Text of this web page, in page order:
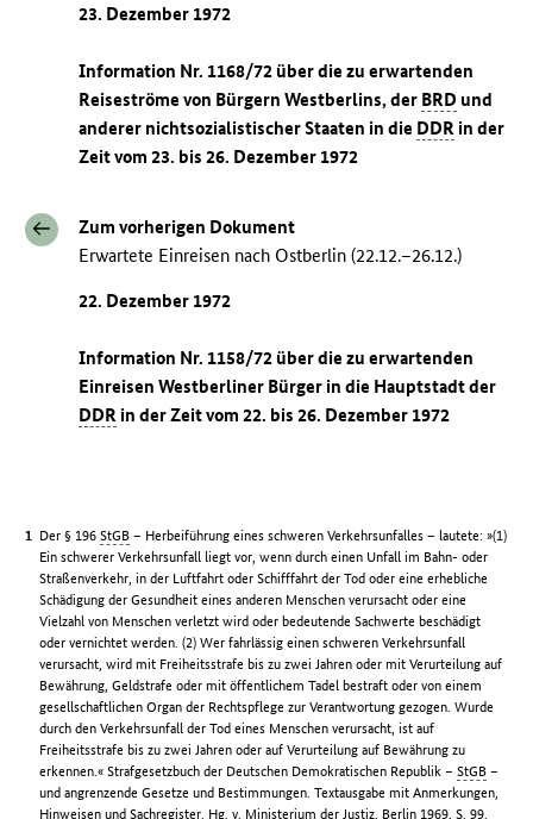
23. Dezember 1972
Information Nr. 1168/72 über die zu erwartenden
Reiseströme von Bürgern Westberlins, der BRD und
anderer nichtsozialistischer Staaten in die DDR in der
Zeit vom 23. bis 26. Dezember 1972
Zum vorherigen Dokument
Erwartete Einreisen nach Ostberlin (22.12.–26.12.)
22. Dezember 1972
Information Nr. 1158/72 über die zu erwartenden
Einreisen Westberliner Bürger in die Hauptstadt der
DDR in der Zeit vom 22. bis 26. Dezember 1972
Der § 196StGB – Herbeiführung eines schweren Verkehrsunfalles – lautete: »(1)
Ein schwerer Verkehrsunfall liegt vor, wenn durch einen Unfall im Bahn- oder
Straßenverkehr, in der Luftfahrt oder Schifffahrt der Tod oder eine erhebliche
Schädigung der Gesundheit eines anderen Menschen verursacht oder eine
Vielzahl von Menschen verletzt wird oder bedeutende Sachwerte beschädigt
oder vernichtet werden. (2) Wer fahrlässig einen schweren Verkehrsunfall
verursacht, wird mit Freiheitsstrafe bis zu zwei Jahren oder mit Verurteilung auf
Bewährung, Geldstrafe oder mit öffentlichem Tadel bestraft oder von einem
gesellschaftlichen Organ der Rechtspflege zur Verantwortung gezogen. Wurde
durch den Verkehrsunfall der Tod eines Menschen verursacht, ist auf
Freiheitsstrafe bis zu zwei Jahren oder auf Verurteilung auf Bewährung zu
erkennen.« Strafgesetzbuch der Deutschen Demokratischen Republik –StGB –
und angrenzende Gesetze und Bestimmungen. Textausgabe mit Anmerkungen,
Hinweisen und Sachregister. Hg. v. Ministerium der Justiz. Berlin 1969, S. 99.